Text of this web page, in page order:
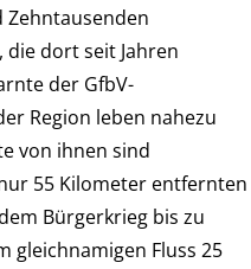
dort seit Jahren
der GfbV-
Region leben nahezu
von ihnen sind
55 Kilometer entfernten
Bürgerkrieg bis zu
gleichnamigen Fluss 25